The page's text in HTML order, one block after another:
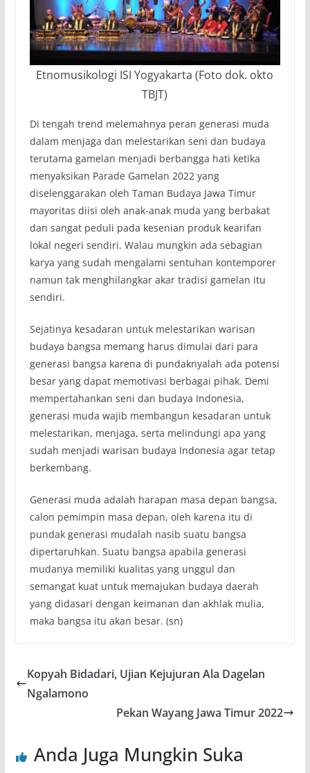
Etnomusikologi ISI Yogyakarta (Foto dok. okto
TBJT)
Di tengah trend melemahnya peran generasi muda
dalam menjaga dan melestarikan seni dan budaya
terutama gamelan menjadi berbangga hati ketika
menyaksikan Parade Gamelan 2022 yang
diselenggarakan oleh Taman Budaya Jawa Timur
mayoritas diisi oleh anak-anak muda yang berbakat
dan sangat peduli pada kesenian produk kearifan
lokal negeri sendiri. Walau mungkin ada sebagian
karya yang sudah mengalami sentuhan kontemporer
namun tak menghilangkar akar tradisi gamelan itu
sendiri.
Sejatinya kesadaran untuk melestarikan warisan
budaya bangsa memang harus dimulai dari para
generasi bangsa karena di pundaknyalah ada potensi
besar yang dapat memotivasi berbagai pihak. Demi
mempertahankan seni dan budaya Indonesia,
generasi muda wajib membangun kesadaran untuk
melestarikan, menjaga, serta melindungi apa yang
sudah menjadi warisan budaya Indonesia agar tetap
berkembang.
Generasi muda adalah harapan masa depan bangsa,
calon pemimpin masa depan, oleh karena itu di
pundak generasi mudalah nasib suatu bangsa
dipertaruhkan. Suatu bangsa apabila generasi
mudanya memiliki kualitas yang unggul dan
semangat kuat untuk memajukan budaya daerah
yang didasari dengan keimanan dan akhlak mulia,
maka bangsa itu akan besar. (sn)
Kopyah Bidadari, Ujian Kejujuran Ala Dagelan
Ngalamono
Pekan Wayang Jawa Timur 2022
Anda Juga Mungkin Suka